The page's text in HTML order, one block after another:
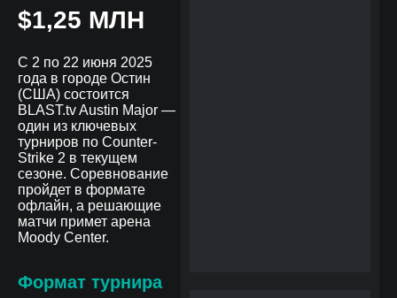
$1,25 МЛН
С 2 по 22 июня 2025
года в городе Остин
(США) состоится
BLAST.tv Austin Major —
один из ключевых
турниров по Counter-
Strike 2 в текущем
сезоне. Соревнование
пройдет в формате
офлайн, а решающие
матчи примет арена
Moody Center.
Формат турнира